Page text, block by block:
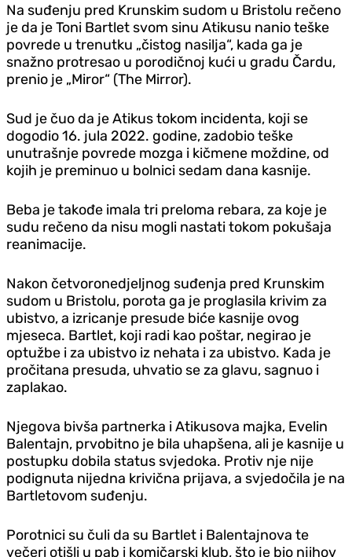
Na suđenju pred Krunskim sudom u Bristolu rečeno
je da je Toni Bartlet svom sinu Atikusu nanio teške
povrede u trenutku „čistog nasilja“, kada ga je
snažno protresao u porodičnoj kući u gradu Čardu,
prenio je „Miror“ (The Mirror).
Sud je čuo da je Atikus tokom incidenta, koji se
dogodio 16. jula 2022. godine, zadobio teške
unutrašnje povrede mozga i kičmene moždine, od
kojih je preminuo u bolnici sedam dana kasnije.
Beba je takođe imala tri preloma rebara, za koje je
sudu rečeno da nisu mogli nastati tokom pokušaja
reanimacije.
Nakon četvoronedjeljnog suđenja pred Krunskim
sudom u Bristolu, porota ga je proglasila krivim za
ubistvo, a izricanje presude biće kasnije ovog
mjeseca. Bartlet, koji radi kao poštar, negirao je
optužbe i za ubistvo iz nehata i za ubistvo. Kada je
pročitana presuda, uhvatio se za glavu, sagnuo i
zaplakao.
Njegova bivša partnerka i Atikusova majka, Evelin
Balentajn, prvobitno je bila uhapšena, ali je kasnije u
postupku dobila status svjedoka. Protiv nje nije
podignuta nijedna krivična prijava, a svjedočila je na
Bartletovom suđenju.
Porotnici su čuli da su Bartlet i Balentajnova te
večeri otišli u pab i komičarski klub, što je bio njihov